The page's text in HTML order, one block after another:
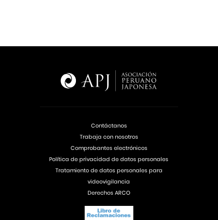
Contáctanos
Trabaja con nosotros
Comprobantes electrónicos
Política de privacidad de datos personales
Tratamiento de datos personales para
videovigilancia
Derechos ARCO